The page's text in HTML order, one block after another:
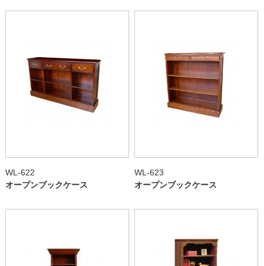
WL-622
オープンブックケース
WL-623
オープンブックケース